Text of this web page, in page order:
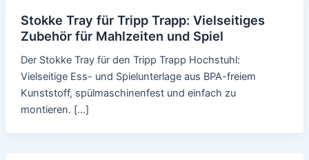
Stokke Tray für Tripp Trapp: Vielseitiges
Zubehör für Mahlzeiten und Spiel
Der Stokke Tray für den Tripp Trapp Hochstuhl:
Vielseitige Ess- und Spielunterlage aus BPA-freiem
Kunststoff, spülmaschinenfest und einfach zu
montieren. […]